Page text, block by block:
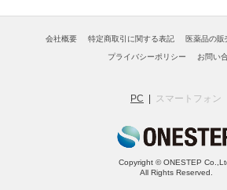
会社概要 特定商取引に関する表記 医薬品の販
プライバシーポリシー お問い
PC スマートフォン
Copyright © ONESTEP
All Rights Reserved.